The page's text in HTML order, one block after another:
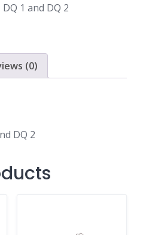
1 and DQ 2
(0)
DQ 2